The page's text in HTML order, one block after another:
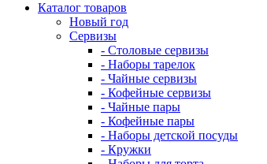
Каталог товаров
Новый год
Сервизы
- Столовые сервизы
- Наборы тарелок
- Чайные сервизы
- Кофейные сервизы
- Чайные пары
- Кофейные пары
- Наборы детской посуды
- Кружки